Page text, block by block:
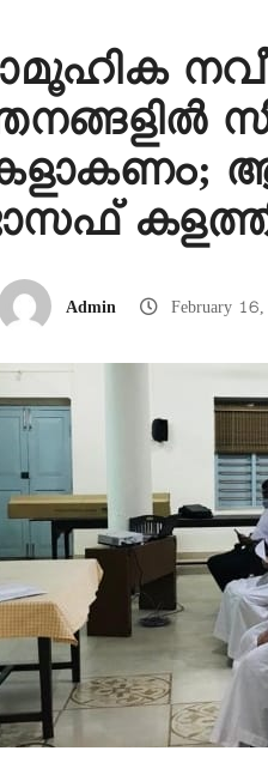
Admin February